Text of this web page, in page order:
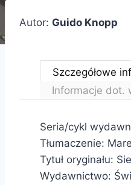
Autor: Guido Knopp
Szczegółowe
Informacje dot.
Seria/cykl
Tłumaczenie:
Tytuł oryginału:
Wydawnictwo: